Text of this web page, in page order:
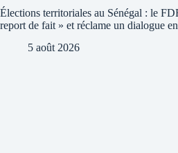
Élections territoriales au Sénégal : le
report de fait » et réclame un dialogue
5 août 2026